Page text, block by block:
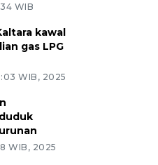
WIB
kawal
gas LPG
WIB, 2025
WIB, 2025